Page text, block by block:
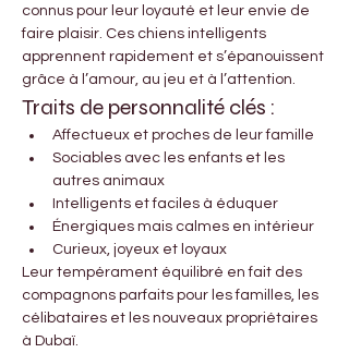
connus pour leur loyauté et leur envie de
faire plaisir. Ces chiens intelligents
apprennent rapidement et s’épanouissent
grâce à l’amour, au jeu et à l’attention.
Traits de personnalité clés :
Affectueux et proches de leur famille
Sociables avec les enfants et les
autres animaux
Intelligents et faciles à éduquer
Énergiques mais calmes en intérieur
Curieux, joyeux et loyaux
Leur tempérament équilibré en fait des
compagnons parfaits pour les familles, les
célibataires et les nouveaux propriétaires
à Dubaï.